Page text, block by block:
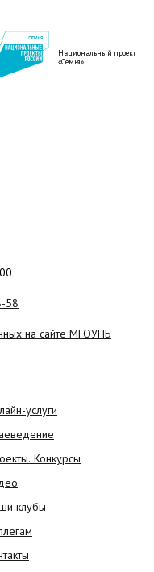
Национальный проект
«Семья»
58
на сайте МГОУНБ
услуги
Конкурсы
клубы